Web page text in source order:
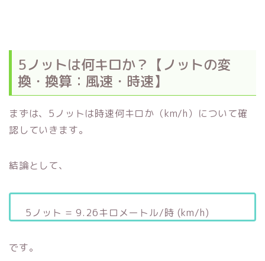
5ノットは何キロか？【ノットの変
換・換算：風速・時速】
まずは、5ノットは時速何キロか（km/h）について確
認していきます。
結論として、
5ノット = 9.26キロメートル/時 (km/h)
です。